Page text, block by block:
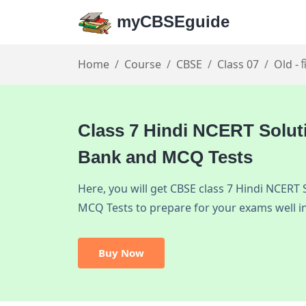
myCBSEguide
Home Course CBSE Class 07 Old -
Class 7 Hindi NCERT
Bank and MCQ Tests
Here, you will get CBSE class 7 Hindi
MCQ Tests to prepare for your exams well
Buy Now